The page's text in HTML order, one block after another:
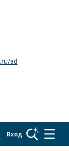
ad
Вход